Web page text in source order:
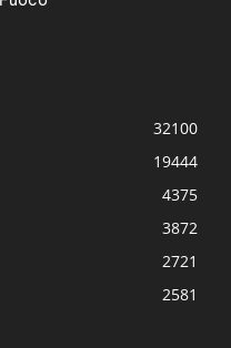
32100
19444
4375
3872
2721
2581